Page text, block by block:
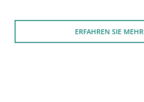
ERFAHREN SIE MEHR